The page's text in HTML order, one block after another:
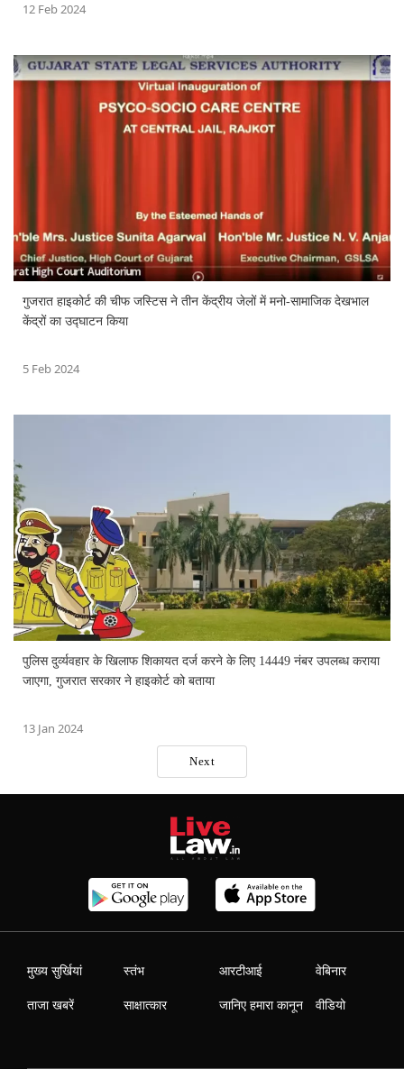
12 Feb 2024
गुजरात हाइकोर्ट की चीफ जस्टिस ने तीन केंद्रीय जेलों में मनो-सामाजिक देखभाल
केंद्रों का उद्घाटन किया
5 Feb 2024
पुलिस दुर्व्यवहार के खिलाफ शिकायत दर्ज करने के लिए 14449 नंबर उपलब्ध कराया
जाएगा, गुजरात सरकार ने हाइकोर्ट को बताया
13 Jan 2024
Next
मुख्य सुर्खियां
ताजा खबरें
स्तंभ
साक्षात्कार
आरटीआई
जानिए हमारा कानून
वेबिनार
वीडियो